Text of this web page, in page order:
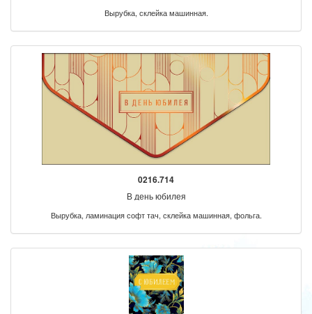
Вырубка, склейка машинная.
0216.714
В день юбилея
Вырубка, ламинация софт тач, склейка машинная, фольга.